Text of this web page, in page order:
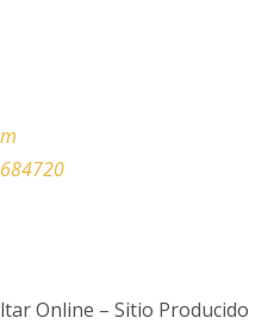
Online – Sitio Producido